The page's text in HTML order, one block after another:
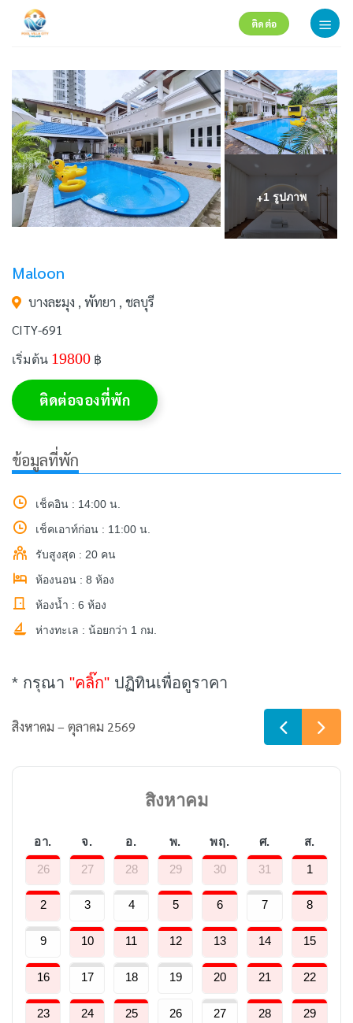
ติดต่อ
+1 รูปภาพ
Maloon
บางละมุง , พัทยา , ชลบุรี
CITY-691
เริ่มต้น 19800 ฿
ติดต่อจองที่พัก
ข้อมูลที่พัก
เช็คอิน : 14:00 น.
เช็คเอาท์ก่อน : 11:00 น.
รับสูงสุด : 20 คน
ห้องนอน : 8 ห้อง
ห้องน้ำ : 6 ห้อง
ห่างทะเล : น้อยกว่า 1 กม.
* กรุณา "คลิ๊ก" ปฏิทินเพื่อดูราคา
สิงหาคม – ตุลาคม 2569
สิงหาคม
อา. จ. อ. พ. พฤ. ศ. ส.
26 27 28 29 30 31 1
2 3 4 5 6 7 8
9 10 11 12 13 14 15
16 17 18 19 20 21 22
23 24 25 26 27 28 29